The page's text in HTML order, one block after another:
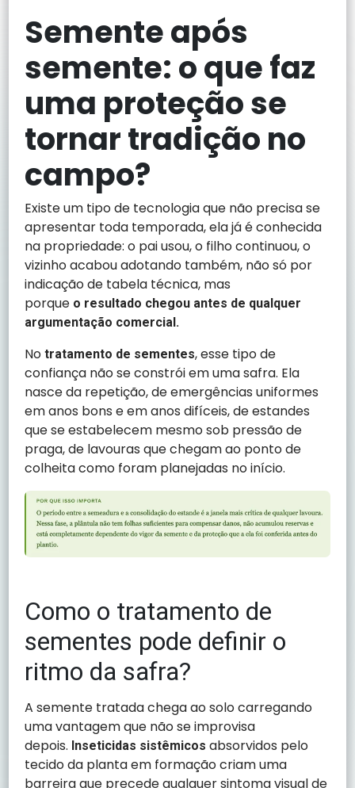
Semente após
semente: o que faz
uma proteção se
tornar tradição no
campo?
Existe um tipo de tecnologia que não precisa se
apresentar toda temporada, ela já é conhecida
na propriedade: o pai usou, o filho continuou, o
vizinho acabou adotando também, não só por
indicação de tabela técnica, mas
porque o resultado chegou antes de qualquer
argumentação comercial.
Notratamento de sementes, esse tipo de
confiança não se constrói em uma safra. Ela
nasce da repetição, de emergências uniformes
em anos bons e em anos difíceis, de estandes
que se estabelecem mesmo sob pressão de
praga, de lavouras que chegam ao ponto de
colheita como foram planejadas no início.
Como o tratamento de
sementes pode definir o
ritmo da safra?
A semente tratada chega ao solo carregando
uma vantagem que não se improvisa
depois. Inseticidas sistêmicosabsorvidos pelo
tecido da planta em formação criam uma
barreira que precede qualquer sintoma visual de